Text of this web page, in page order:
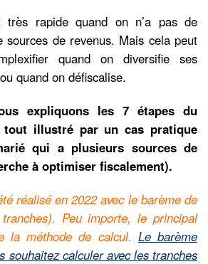
très rapide quand on n’a pas de
sources de revenus. Mais cela peut
quand on diversifie ses
quand on défiscalise.
expliquons les 7 étapes du
tout illustré par un cas pratique
qui a plusieurs sources de
à optimiser fiscalement).
réalisé en 2022 avec le barème de
tranches). Peu importe, le principal
la méthode de calcul. Le barème
souhaitez calculer avec les tranches